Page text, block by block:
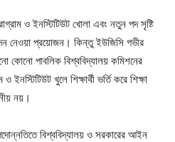
ও ইনস্টিটিউট খোলা এবং নতুন পদ সৃষ্টি
নেওয়া প্রয়োজন। কিন্তু ইউজিসি গভীর
কোনো পাবলিক বিশ্ববিদ্যালয় কমিশনের
খুলে শিক্ষার্থী ভর্তি করে শিক্ষা
নয়।
বিশ্ববিদ্যালয় ও সরকারের আইন